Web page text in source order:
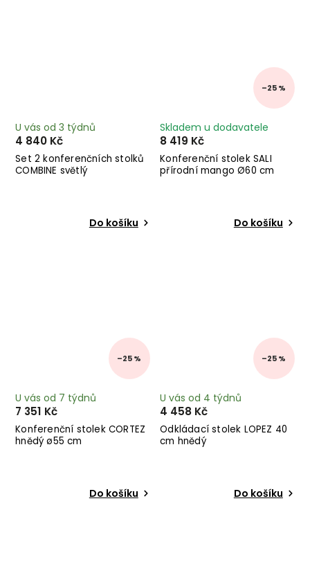
Set 2 konferenčních stolků
COMBINE světlý
U vás od 3 týdnů
4 840 Kč
Do košíku
–25 %
Konferenční stolek SALI
přírodní mango Ø60 cm
Skladem u dodavatele
8 419 Kč
Do košíku
–25 %
Konferenční stolek CORTEZ
hnědý ø55 cm
U vás od 7 týdnů
7 351 Kč
Do košíku
–25 %
Odkládací stolek LOPEZ 40
cm hnědý
U vás od 4 týdnů
4 458 Kč
Do košíku